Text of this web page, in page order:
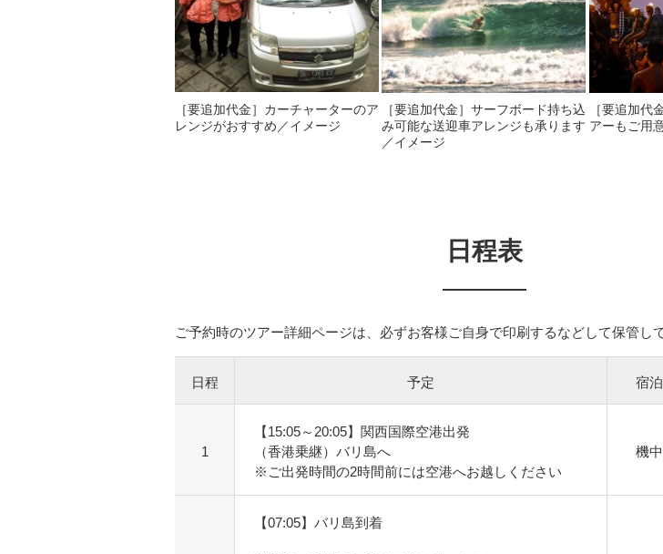
［要追加代金］カーチャーターのア
レンジがおすすめ／イメージ
［要追加代金］サーフボード持ち込
み可能な送迎車アレンジも承ります
／イメージ
［要追加代
アーもご用
日程表
ご予約時のツアー詳細ページは、必ずお客様ご自身で印刷するなどして保管し
日程 予定 宿
1
【15:05～20:05】関西国際空港出発
（香港乗継）バリ島へ
※ご出発時間の2時間前には空港へお越しください
機
【07:05】バリ島到着